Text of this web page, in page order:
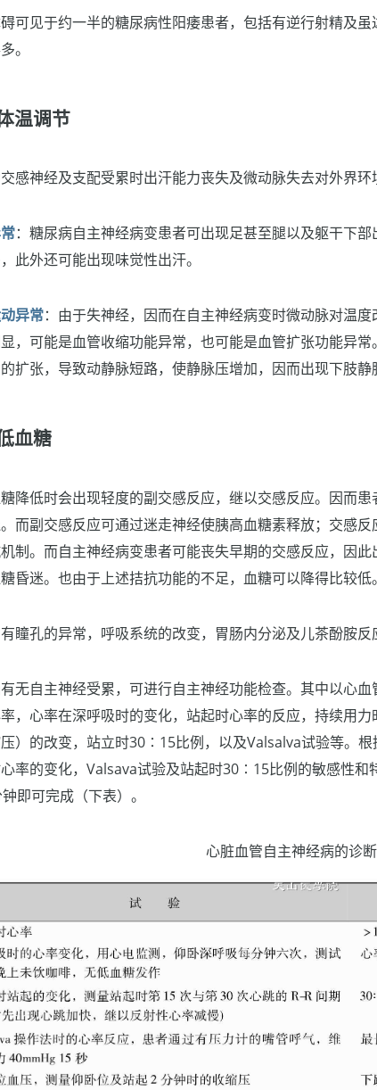
可见于约一半的糖尿病性阳痿患者，包括有逆行射精及
。
温调节
感神经及支配受累时出汗能力丧失及微动脉失去对外界环
：糖尿病自主神经病变患者可出现足甚至腿以及躯干下
此外还可能出现味觉性出汗。
异常：由于失神经，因而在自主神经病变时微动脉对温
，可能是血管收缩功能异常，也可能是血管扩张功能异
扩张，导致动静脉短路，使静脉压增加，因而出现下肢静
血糖
降低时会出现轻度的副交感反应，继以交感反应。因而
而副交感反应可通过迷走神经使胰高血糖素释放；交感
制。而自主神经病变患者可能丧失早期的交感反应，因
昏迷。也由于上述拮抗功能的不足，血糖可以降得比较低。
瞳孔的异常，呼吸系统的改变，胃肠内分泌及儿茶酚胺反
无自主神经受累，可进行自主神经功能检查。其中以心
，心率在深呼吸时的变化，站起时心率的反应，持续用
）的改变，站立时30∶15比例，以及Valsalva试验等。
率的变化，Valsava试验及站起时30∶15比例的敏感性和
即可完成（下表）。
心脏血管自主神经病的诊